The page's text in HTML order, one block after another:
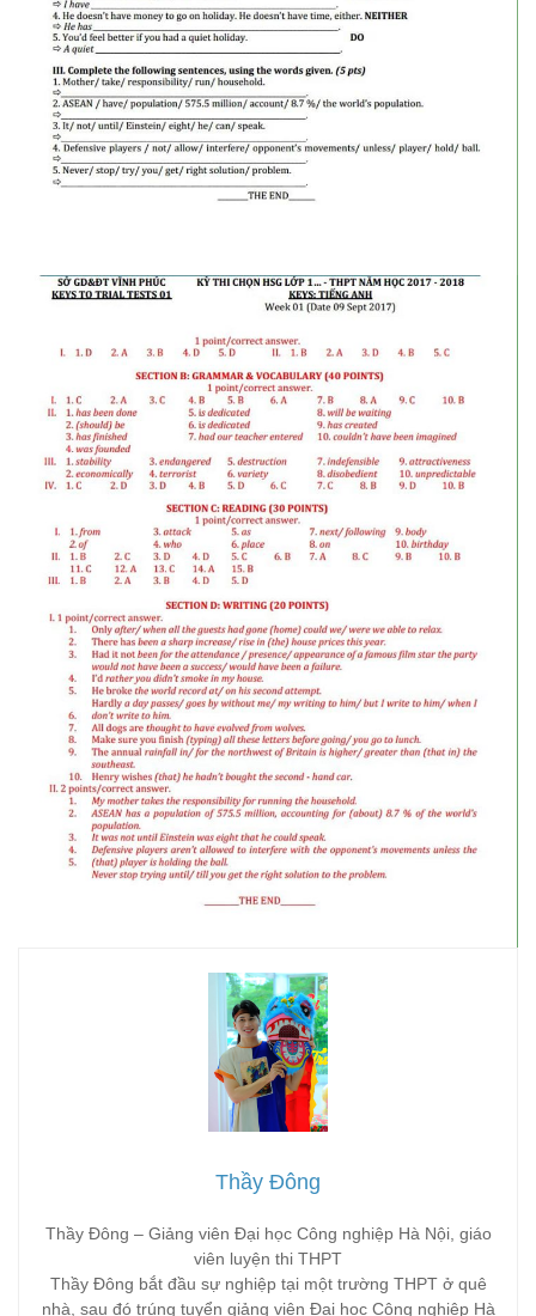
Thầy Đông
Thầy Đông – Giảng viên Đại học Công nghiệp Hà Nội, giáo
viên luyện thi THPT
Thầy Đông bắt đầu sự nghiệp tại một trường THPT ở quê
nhà, sau đó trúng tuyển giảng viên Đại học Công nghiệp Hà